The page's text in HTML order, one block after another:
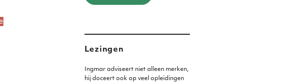
Lezingen
Ingmar adviseert niet alleen merken,
hij doceert ook op veel opleidingen